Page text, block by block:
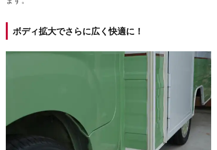
ボディ拡大でさらに広く快適に！